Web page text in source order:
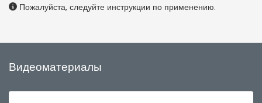
Пожалуйста, следуйте инструкции по применению.
Видеоматериалы